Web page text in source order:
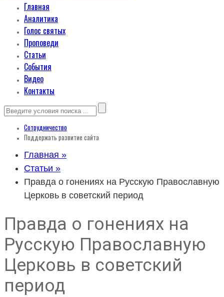
Главная
Аналитика
Голос святых
Проповеди
Статьи
События
Видео
Контакты
Сотрудничество
Поддержать развитие сайта
Главная »
Статьи »
Правда о гонениях на Русскую Православную
Церковь в советский период
Правда о гонениях на
Русскую Православную
Церковь в советский
период